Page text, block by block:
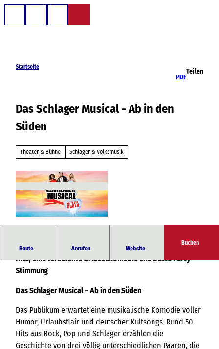
Startseite
PDF
Teilen
Das Schlager Musical - Ab in den
Süden
Theater & Bühne Schlager & Volksmusik
Route Anrufen Website
Buchen
DAS SCHLAGER MUSICAL – AB IN DEN SÜDEN 50 deutsche
Hits, eine turbulente Urlaubskomödie und beste Party-
Stimmung
Das Schlager Musical – Ab in den Süden
Das Publikum erwartet eine musikalische Komödie voller
Humor, Urlaubsflair und deutscher Kultsongs. Rund 50
Hits aus Rock, Pop und Schlager erzählen die
Geschichte von drei völlig unterschiedlichen Paaren, die